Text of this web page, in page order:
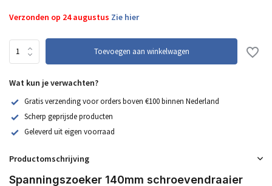
Verzonden op 24 augustus Zie hier
Toevoegen aan winkelwagen
Wat kun je verwachten?
Gratis verzending voor orders boven €100 binnen Nederland
Scherp geprijsde producten
Geleverd uit eigen voorraad
Productomschrijving
Spanningszoeker 140mm schroevendraaier